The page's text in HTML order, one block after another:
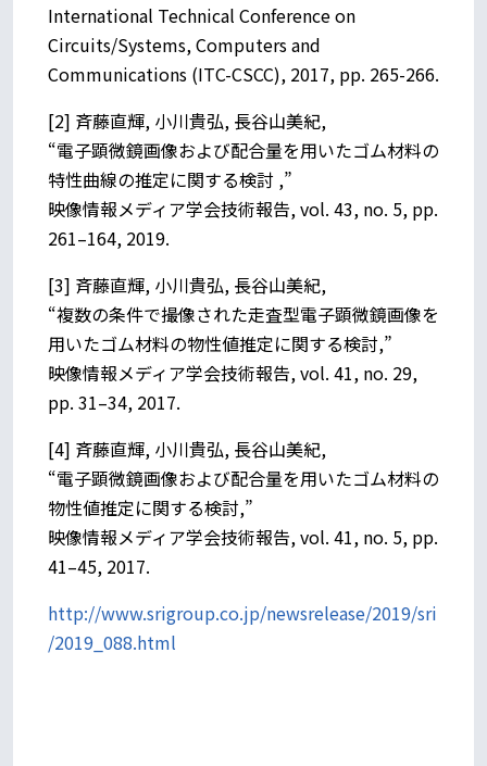
International Technical Conference on
Circuits/Systems, Computers and
Communications (ITC-CSCC), 2017, pp. 265-266.
[2] 斉藤直輝, 小川貴弘, 長谷山美紀,
“電子顕微鏡画像および配合量を用いたゴム材料の
特性曲線の推定に関する検討 ,”
映像情報メディア学会技術報告, vol. 43, no. 5, pp.
261–164, 2019.
[3] 斉藤直輝, 小川貴弘, 長谷山美紀,
“複数の条件で撮像された走査型電子顕微鏡画像を
用いたゴム材料の物性値推定に関する検討,”
映像情報メディア学会技術報告, vol. 41, no. 29,
pp. 31–34, 2017.
[4] 斉藤直輝, 小川貴弘, 長谷山美紀,
“電子顕微鏡画像および配合量を用いたゴム材料の
物性値推定に関する検討,”
映像情報メディア学会技術報告, vol. 41, no. 5, pp.
41–45, 2017.
http://www.srigroup.co.jp/newsrelease/2019/sri
/2019_088.html